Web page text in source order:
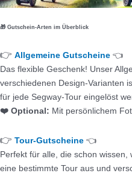
🎁 Gutschein-Arten im Überblick
👉 Allgemeine Gutscheine 👈
Das flexible Geschenk! Unser
verschiedenen Design-Varianten
für jede Segway-Tour eingelöst
❤️ Optional: Mit persönlichem
👉 Tour-Gutscheine 👈
Perfekt für alle, die schon
eine bestimmte Tour aus und